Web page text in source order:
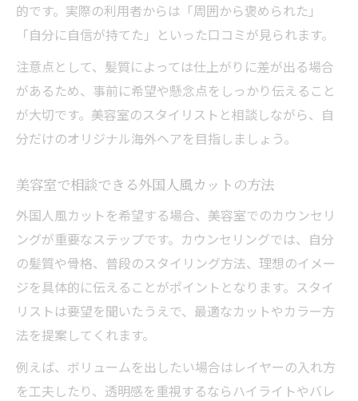
的です。実際の利用者からは「周囲から褒められた」
「自分に自信が持てた」といった口コミが見られます。
注意点として、髪質によっては仕上がりに差が出る場合
があるため、事前に希望や懸念点をしっかり伝えること
が大切です。美容室のスタイリストと相談しながら、自
分だけのオリジナル海外ヘアを目指しましょう。
美容室で相談できる外国人風カットの方法
外国人風カットを希望する場合、美容室でのカウンセリ
ングが重要なステップです。カウンセリングでは、自分
の髪質や骨格、普段のスタイリング方法、理想のイメー
ジを具体的に伝えることがポイントとなります。スタイ
リストは要望を聞いたうえで、最適なカットやカラー方
法を提案してくれます。
例えば、ボリュームを出したい場合はレイヤーの入れ方
を工夫したり、透明感を重視するならハイライトやバレ